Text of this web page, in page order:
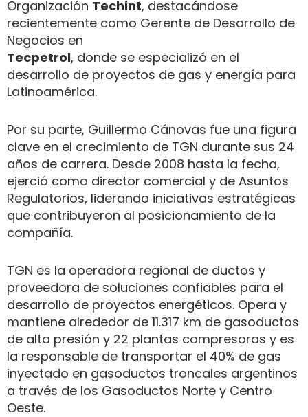
Organización Techint, destacándose
recientemente como Gerente de Desarrollo de
Negocios en
Tecpetrol, donde se especializó en el
desarrollo de proyectos de gas y energía para
Latinoamérica.
Por su parte, Guillermo Cánovas fue una figura
clave en el crecimiento de TGN durante sus 24
años de carrera. Desde 2008 hasta la fecha,
ejerció como director comercial y de Asuntos
Regulatorios, liderando iniciativas estratégicas
que contribuyeron al posicionamiento de la
compañía.
TGN es la operadora regional de ductos y
proveedora de soluciones confiables para el
desarrollo de proyectos energéticos. Opera y
mantiene alrededor de 11.317 km de gasoductos
de alta presión y 22 plantas compresoras y es
la responsable de transportar el 40% de gas
inyectado en gasoductos troncales argentinos
a través de los Gasoductos Norte y Centro
Oeste.